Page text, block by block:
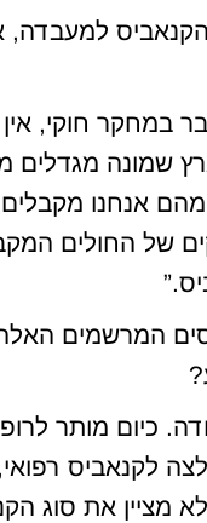
למעבדה,
במחקר חוקי, אין
שמונה מגדלים
אנחנו מקבלים
של החולים
המרשמים
כיום מותר
לקנאביס
מציין את סוג